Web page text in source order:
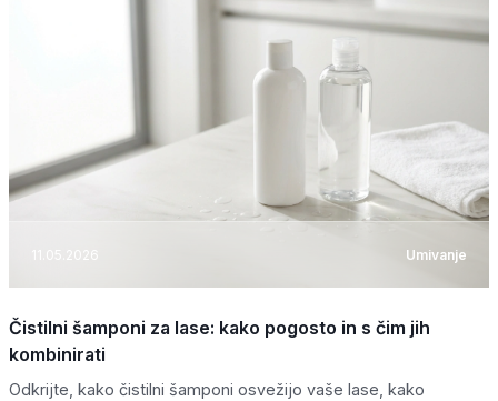
11.05.2026 Umivanje
Čistilni šamponi za lase: kako pogosto in s čim jih
kombinirati
Odkrijte, kako čistilni šamponi osvežijo vaše lase, kako